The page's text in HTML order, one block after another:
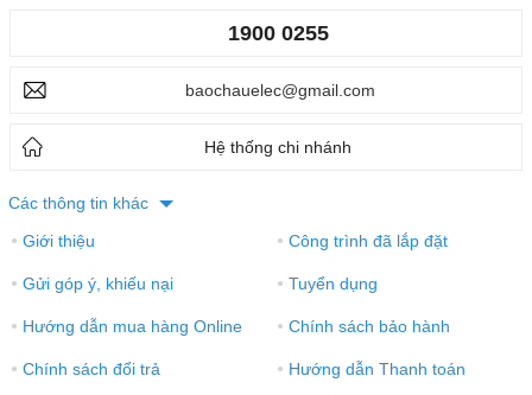
1900 0255
baochauelec@gmail.com
Hệ thống chi nhánh
Các thông tin khác
● Giới thiệu ● Công trình đã lắp đặt
● Gửi góp ý, khiếu nại ● Tuyển dụng
● Hướng dẫn mua hàng Online ● Chính sách bảo hành
● Chính sách đổi trả ● Hướng dẫn Thanh toán